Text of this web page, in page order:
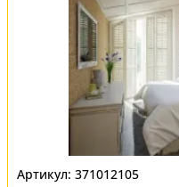
371012105